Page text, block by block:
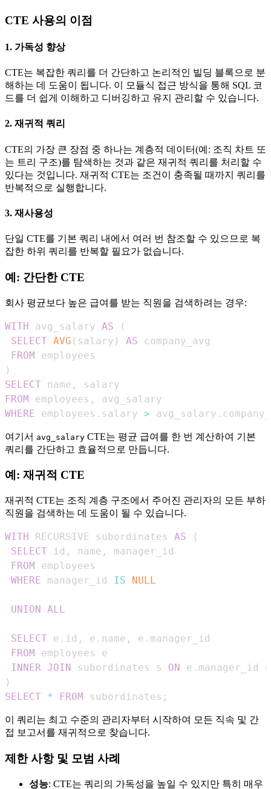
CTE 사용의 이점
1. 가독성 향상
CTE는 복잡한 쿼리를 더 간단하고 논리적인 빌딩 블록으로 분
해하는 데 도움이 됩니다. 이 모듈식 접근 방식을 통해 SQL 코
드를 더 쉽게 이해하고 디버깅하고 유지 관리할 수 있습니다.
2. 재귀적 쿼리
CTE의 가장 큰 장점 중 하나는 계층적 데이터(예: 조직 차트 또
는 트리 구조)를 탐색하는 것과 같은 재귀적 쿼리를 처리할 수
있다는 것입니다. 재귀적 CTE는 조건이 충족될 때까지 쿼리를
반복적으로 실행합니다.
3. 재사용성
단일 CTE를 기본 쿼리 내에서 여러 번 참조할 수 있으므로 복
잡한 하위 쿼리를 반복할 필요가 없습니다.
예: 간단한 CTE
회사 평균보다 높은 급여를 받는 직원을 검색하려는 경우:
WITH avg_salary AS
(
SELECT AVG ( salary ) AS
FROM
)
SELECT name ,
FROM employees ,
WHERE employees . salary > avg_salary .
여기서 avg_salary CTE는 평균 급여를 한 번 계산하여 기본
쿼리를 간단하고 효율적으로 만듭니다.
예: 재귀적 CTE
재귀적 CTE는 조직 계층 구조에서 주어진 관리자의 모든 부하
직원을 검색하는 데 도움이 될 수 있습니다.
WITH RECURSIVE subordinates AS
(
SELECT id , name ,
FROM
WHERE manager_id IS NULL
UNION ALL
SELECT e . id , e . name , e .
FROM
INNER JOIN subordinates s ON e . manager_id =
)
SELECT * FROM subordinates ;
이 쿼리는 최고 수준의 관리자부터 시작하여 모든 직속 및 간
접 보고서를 재귀적으로 찾습니다.
제한 사항 및 모범 사례
성능: CTE는 쿼리의 가독성을 높일 수 있지만 특히 매우